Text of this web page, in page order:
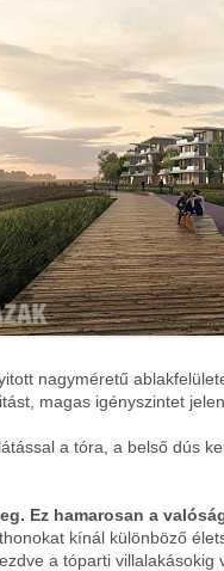
nagyméretű
magas igényszintet
a tóra, a belső dús
Ez hamarosan a
kínál különböző
a tóparti